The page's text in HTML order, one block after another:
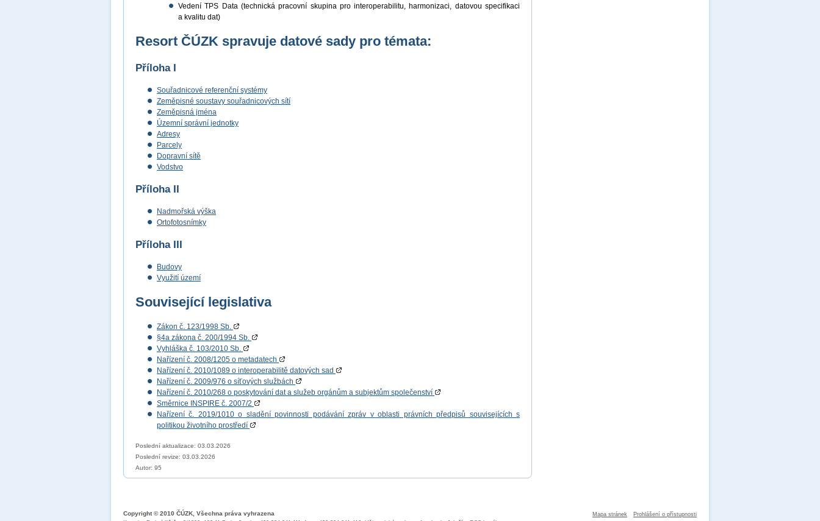
Vedení TPS Data (technická pracovní skupina pro interoperabilitu, harmonizaci, datovou specifikaci
a kvalitu dat)
Resort ČÚZK spravuje datové sady pro témata:
Příloha I
Souřadnicové referenční systémy
Zeměpisné soustavy souřadnicových sítí
Zeměpisná jména
Územní správní jednotky
Adresy
Parcely
Dopravní sítě
Vodstvo
Příloha II
Nadmořská výška
Ortofotosnímky
Příloha III
Budovy
Využití území
Související legislativa
Zákon č. 123/1998 Sb.
§4a zákona č. 200/1994 Sb.
Vyhláška č. 103/2010 Sb.
Nařízení č. 2008/1205 o metadatech
Nařízení č. 2010/1089 o interoperabilitě datových sad
Nařízení č. 2009/976 o síťových službách
Nařízení č. 2010/268 o poskytování dat a služeb orgánům a subjektům společenství
Směrnice INSPIRE č. 2007/2
Nařízení č. 2019/1010 o sladění povinnosti podávání zpráv v oblasti právních předpisů souvisejících s
politikou životního prostředí
Poslední aktualizace: 03.03.2026
Poslední revize: 03.03.2026
Autor: 95
Mapa stránek Prohlášení o přístupnosti
Copyright © 2010 ČÚZK, Všechna práva vyhrazena